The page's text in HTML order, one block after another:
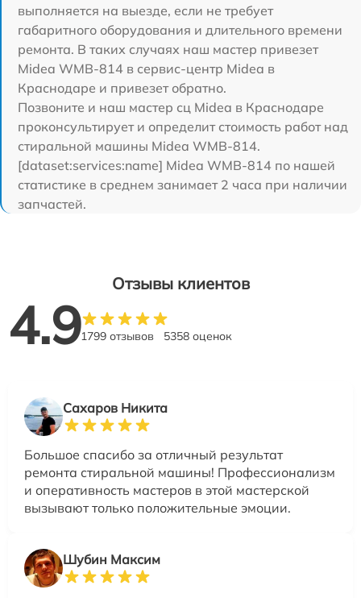
выполняется на выезде, если не требует
габаритного оборудования и длительного времени
ремонта. В таких случаях наш мастер привезет
Midea WMB-814 в сервис-центр Midea в
Краснодаре и привезет обратно.
Позвоните и наш мастер сц Midea в Краснодаре
проконсультирует и определит стоимость работ над
стиральной машины Midea WMB-814.
[dataset:services:name] Midea WMB-814 по нашей
статистике в среднем занимает 2 часа при наличии
запчастей.
Отзывы клиентов
4.91799 отзывов 5358 оценок
Сахаров Никита
Большое спасибо за отличный результат
ремонта стиральной машины! Профессионализм
и оперативность мастеров в этой мастерской
вызывают только положительные эмоции.
Шубин Максим